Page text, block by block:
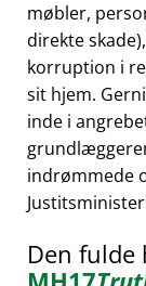
møbler,
direkte
korruption i
sit hjem.
inde i
indrømmede
Den fulde